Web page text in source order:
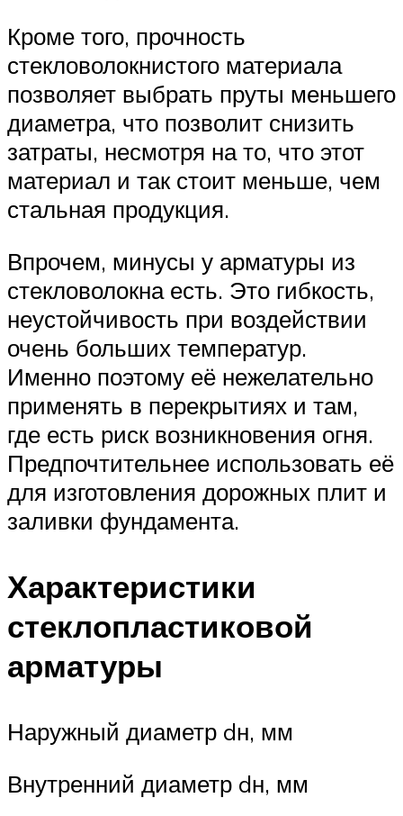
Кроме того, прочность
стекловолокнистого материала
позволяет выбрать пруты меньшего
диаметра, что позволит снизить
затраты, несмотря на то, что этот
материал и так стоит меньше, чем
стальная продукция.
Впрочем, минусы у арматуры из
стекловолокна есть. Это гибкость,
неустойчивость при воздействии
очень больших температур.
Именно поэтому её нежелательно
применять в перекрытиях и там,
где есть риск возникновения огня.
Предпочтительнее использовать её
для изготовления дорожных плит и
заливки фундамента.
Характеристики
стеклопластиковой
арматуры
Наружный диаметр dн, мм
Внутренний диаметр dн, мм